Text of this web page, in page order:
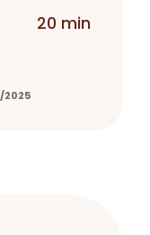
20 min
2025